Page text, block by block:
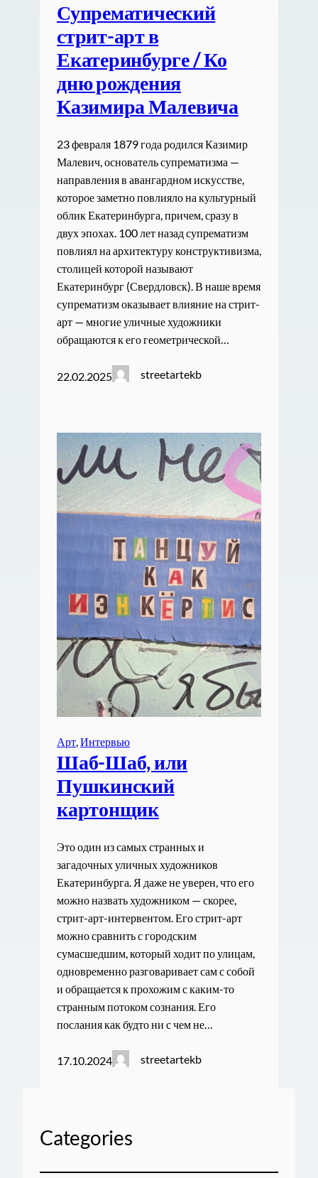
Супрематический
стрит-арт в
Екатеринбурге / Ко
дню рождения
Казимира Малевича
23 февраля 1879 года родился Казимир
Малевич, основатель супрематизма —
направления в авангардном искусстве,
которое заметно повлияло на культурный
облик Екатеринбурга, причем, сразу в
двух эпохах. 100 лет назад супрематизм
повлиял на архитектуру конструктивизма,
столицей которой называют
Екатеринбург (Свердловск). В наше время
супрематизм оказывает влияние на стрит-
арт — многие уличные художники
обращаются к его геометрической…
22.02.2025 streetartekb
Арт Интервью
Шаб-Шаб, или
Пушкинский
картонщик
Это один из самых странных и
загадочных уличных художников
Екатеринбурга. Я даже не уверен, что его
можно назвать художником — скорее,
стрит-арт-интервентом. Его стрит-арт
можно сравнить с городским
сумасшедшим, который ходит по улицам,
одновременно разговаривает сам с собой
и обращается к прохожим с каким-то
странным потоком сознания. Его
послания как будто ни с чем не…
17.10.2024 streetartekb
Categories